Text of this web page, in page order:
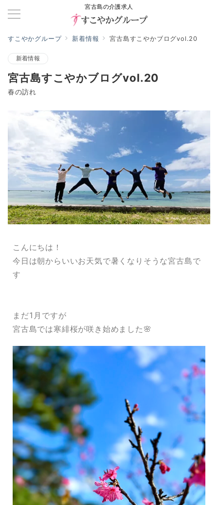
宮古島の介護求人
すこやかグループ 新着情報 宮古島すこやかブログvol.20
新着情報
宮古島すこやかブログvol.20
春の訪れ
こんにちは！
今日は朝からいいお天気で暑くなりそうな宮古島で
す
まだ1月ですが
宮古島では寒緋桜が咲き始めました🌸